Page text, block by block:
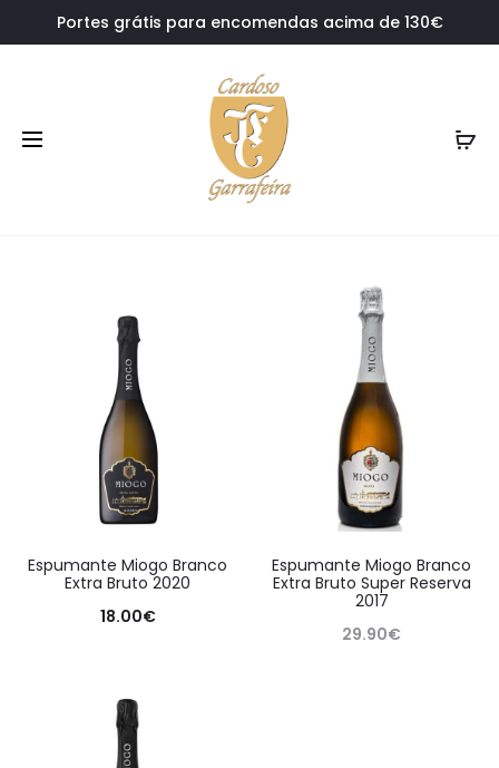
Portes grátis para encomendas acima de 130€
Espumante Miogo Branco
Extra Bruto 2020
18.00€
Espumante Miogo Branco
Extra Bruto Super Reserva
2017
29.90€